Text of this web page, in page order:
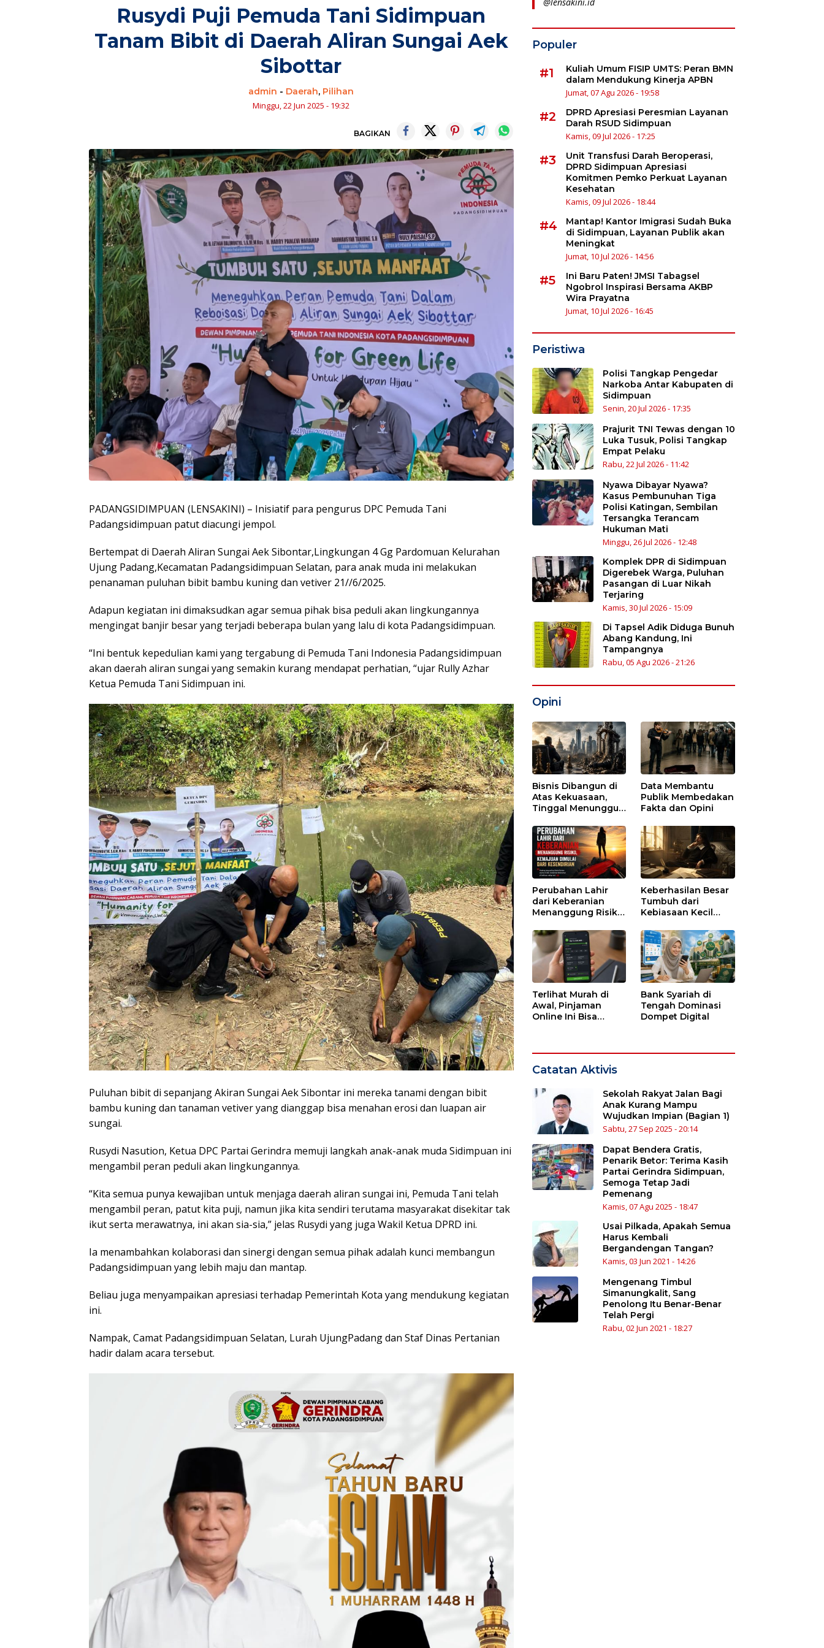
Rusydi Puji Pemuda Tani Sidimpuan
Tanam Bibit di Daerah Aliran Sungai Aek
Sibottar
admin - Daerah, Pilihan
Minggu, 22 Jun 2025 - 19:32
BAGIKAN
PADANGSIDIMPUAN (LENSAKINI) – Inisiatif para pengurus DPC Pemuda Tani
Padangsidimpuan patut diacungi jempol.
Bertempat di Daerah Aliran Sungai Aek Sibontar,Lingkungan 4 Gg Pardomuan Kelurahan
Ujung Padang,Kecamatan Padangsidimpuan Selatan, para anak muda ini melakukan
penanaman puluhan bibit bambu kuning dan vetiver 21//6/2025.
Adapun kegiatan ini dimaksudkan agar semua pihak bisa peduli akan lingkungannya
mengingat banjir besar yang terjadi beberapa bulan yang lalu di kota Padangsidimpuan.
“Ini bentuk kepedulian kami yang tergabung di Pemuda Tani Indonesia Padangsidimpuan
akan daerah aliran sungai yang semakin kurang mendapat perhatian, “ujar Rully Azhar
Ketua Pemuda Tani Sidimpuan ini.
Puluhan bibit di sepanjang Akiran Sungai Aek Sibontar ini mereka tanami dengan bibit
bambu kuning dan tanaman vetiver yang dianggap bisa menahan erosi dan luapan air
sungai.
Rusydi Nasution, Ketua DPC Partai Gerindra memuji langkah anak-anak muda Sidimpuan ini
mengambil peran peduli akan lingkungannya.
“Kita semua punya kewajiban untuk menjaga daerah aliran sungai ini, Pemuda Tani telah
mengambil peran, patut kita puji, namun jika kita sendiri terutama masyarakat disekitar tak
ikut serta merawatnya, ini akan sia-sia,” jelas Rusydi yang juga Wakil Ketua DPRD ini.
Ia menambahkan kolaborasi dan sinergi dengan semua pihak adalah kunci membangun
Padangsidimpuan yang lebih maju dan mantap.
Beliau juga menyampaikan apresiasi terhadap Pemerintah Kota yang mendukung kegiatan
ini.
Nampak, Camat Padangsidimpuan Selatan, Lurah UjungPadang dan Staf Dinas Pertanian
hadir dalam acara tersebut.
Populer
#1
Kuliah Umum FISIP UMTS: Peran BMN
dalam Mendukung Kinerja APBN
Jumat, 07 Agu 2026 - 19:58
#2
DPRD Apresiasi Peresmian Layanan
Darah RSUD Sidimpuan
Kamis, 09 Jul 2026 - 17:25
#3
Unit Transfusi Darah Beroperasi,
DPRD Sidimpuan Apresiasi
Komitmen Pemko Perkuat Layanan
Kesehatan
Kamis, 09 Jul 2026 - 18:44
#4
Mantap! Kantor Imigrasi Sudah Buka
di Sidimpuan, Layanan Publik akan
Meningkat
Jumat, 10 Jul 2026 - 14:56
#5
Ini Baru Paten! JMSI Tabagsel
Ngobrol Inspirasi Bersama AKBP
Wira Prayatna
Jumat, 10 Jul 2026 - 16:45
Peristiwa
Polisi Tangkap Pengedar
Narkoba Antar Kabupaten di
Sidimpuan
Senin, 20 Jul 2026 - 17:35
Prajurit TNI Tewas dengan 10
Luka Tusuk, Polisi Tangkap
Empat Pelaku
Rabu, 22 Jul 2026 - 11:42
Nyawa Dibayar Nyawa?
Kasus Pembunuhan Tiga
Polisi Katingan, Sembilan
Tersangka Terancam
Hukuman Mati
Minggu, 26 Jul 2026 - 12:48
Komplek DPR di Sidimpuan
Digerebek Warga, Puluhan
Pasangan di Luar Nikah
Terjaring
Kamis, 30 Jul 2026 - 15:09
Di Tapsel Adik Diduga Bunuh
Abang Kandung, Ini
Tampangnya
Rabu, 05 Agu 2026 - 21:26
Opini
Bisnis Dibangun di
Atas Kekuasaan,
Tinggal Menunggu
Data Membantu
Publik Membedakan
Fakta dan Opini
Perubahan Lahir
dari Keberanian
Menanggung Risiko,
dari Kesendirian
Keberhasilan Besar
Tumbuh dari
Kebiasaan Kecil
dengan Sabar
Terlihat Murah di
Awal, Pinjaman
Online Ini Bisa
Bank Syariah di
Tengah Dominasi
Dompet Digital
Catatan Aktivis
Sekolah Rakyat Jalan Bagi
Anak Kurang Mampu
Wujudkan Impian (Bagian 1)
Sabtu, 27 Sep 2025 - 20:14
Dapat Bendera Gratis,
Penarik Betor: Terima Kasih
Partai Gerindra Sidimpuan,
Semoga Tetap Jadi
Pemenang
Kamis, 07 Agu 2025 - 18:47
Usai Pilkada, Apakah Semua
Harus Kembali
Bergandengan Tangan?
Kamis, 03 Jun 2021 - 14:26
Mengenang Timbul
Simanungkalit, Sang
Penolong Itu Benar-Benar
Telah Pergi
Rabu, 02 Jun 2021 - 18:27